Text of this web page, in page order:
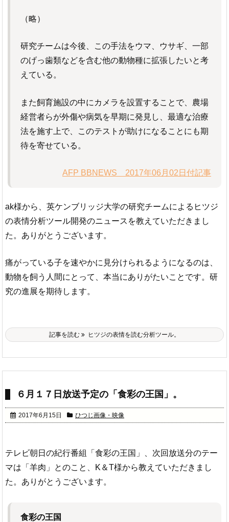
（略）
研究チームは今後、この手法をウマ、ウサギ、一部
のげっ歯類などを含む他の動物種に拡張したいと考
えている。
また飼育施設の中にカメラを設置することで、農場
経営者らが外傷や病気を早期に発見し、最適な治療
法を施す上で、このテストが助けになることにも期
待を寄せている。
AFP BBNEWS 2017年06月02日付記事
ak様から、英ケンブリッジ大学の研究チームによるヒツジ
の表情分析ツール開発のニュースを教えていただきまし
た。ありがとうございます。
痛がっている子を速やかに見分けられるようになるのは、
動物を飼う人間にとって、本当にありがたいことです。研
究の進展を期待します。
記事を読む ヒツジの表情を読む分析ツール。
６月１７日放送予定の「食彩の王国」。
2017年6月15日 ひつじ画像・映像
テレビ朝日の紀行番組「食彩の王国」、次回放送分のテー
マは「羊肉」とのこと、K＆T様から教えていただきまし
た。ありがとうございます。
食彩の王国